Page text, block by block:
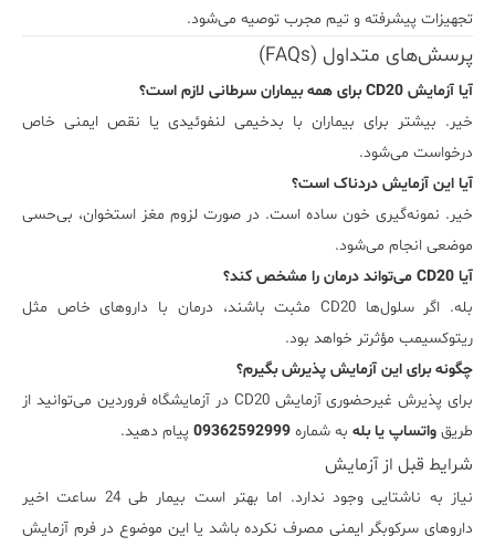
تجهیزات پیشرفته و تیم مجرب توصیه می‌شود.
پرسش‌های متداول (FAQs)
آیا آزمایش CD20 برای همه بیماران سرطانی لازم است؟
خیر. بیشتر برای بیماران با بدخیمی لنفوئیدی یا نقص ایمنی خاص
درخواست می‌شود.
آیا این آزمایش دردناک است؟
خیر. نمونه‌گیری خون ساده است. در صورت لزوم مغز استخوان، بی‌حسی
موضعی انجام می‌شود.
آیا CD20 می‌تواند درمان را مشخص کند؟
بله. اگر سلول‌ها CD20 مثبت باشند، درمان با داروهای خاص مثل
ریتوکسیمب مؤثرتر خواهد بود.
چگونه برای این آزمایش پذیرش بگیرم؟
برای پذیرش غیرحضوری آزمایش CD20 در آزمایشگاه فروردین می‌توانید از
طریق واتساپ یا بله به شماره 09362592999 پیام دهید.
شرایط قبل از آزمایش
نیاز به ناشتایی وجود ندارد. اما بهتر است بیمار طی 24 ساعت اخیر
داروهای سرکوبگر ایمنی مصرف نکرده باشد یا این موضوع در فرم آزمایش